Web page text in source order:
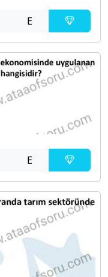
E
E